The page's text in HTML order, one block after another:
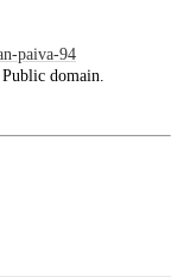
paiva-94
domain.